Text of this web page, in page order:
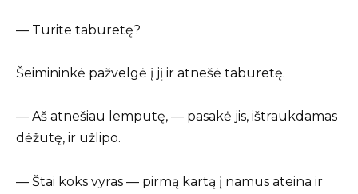
— Turite taburetę?
Šeimininkė pažvelgė į jį ir atnešė taburetę.
— Aš atnešiau lemputę, — pasakė jis, ištraukdamas
dėžutę, ir užlipo.
— Štai koks vyras — pirmą kartą į namus ateina ir